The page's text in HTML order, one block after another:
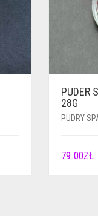
PUDER
28G
PUDRY
79.00ZŁ